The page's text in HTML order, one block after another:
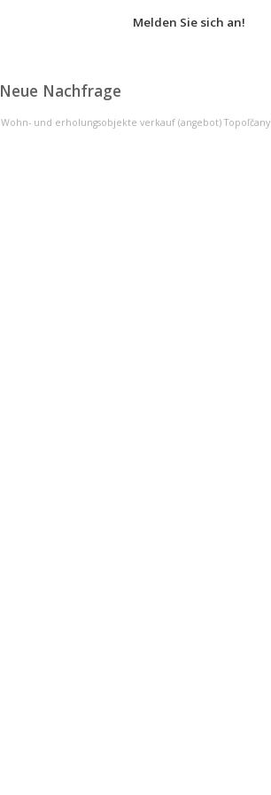
Melden Sie sich an!
Neue Nachfrage
Wohn- und erholungsobjekte verkauf (angebot) Topoľčany